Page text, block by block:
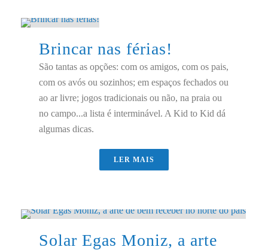
Brincar nas férias!
São tantas as opções: com os amigos, com os pais,
com os avós ou sozinhos; em espaços fechados ou
ao ar livre; jogos tradicionais ou não, na praia ou
no campo...a lista é interminável. A Kid to Kid dá
algumas dicas.
LER MAIS
Solar Egas Moniz, a arte